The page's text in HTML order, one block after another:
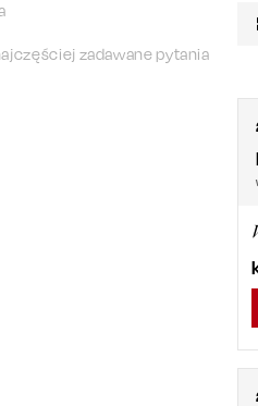
zadawane pytania